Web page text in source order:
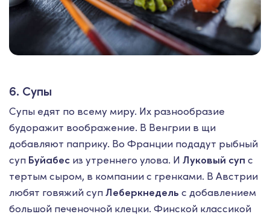
6. Супы
Супы едят по всему миру. Их разнообразие
будоражит воображение. В Венгрии в щи
добавляют паприку. Во Франции подадут рыбный
суп Буйабес из утреннего улова. И Луковый суп с
тертым сыром, в компании с гренками. В Австрии
любят говяжий супЛеберкнедель с добавлением
большой печеночной клецки. Финской классикой